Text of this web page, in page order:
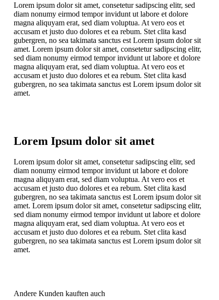
Lorem ipsum dolor sit amet, consetetur sadipscing elitr, sed
diam nonumy eirmod tempor invidunt ut labore et dolore
magna aliquyam erat, sed diam voluptua. At vero eos et
accusam et justo duo dolores et ea rebum. Stet clita kasd
gubergren, no sea takimata sanctus est Lorem ipsum dolor sit
amet. Lorem ipsum dolor sit amet, consetetur sadipscing elitr,
sed diam nonumy eirmod tempor invidunt ut labore et dolore
magna aliquyam erat, sed diam voluptua. At vero eos et
accusam et justo duo dolores et ea rebum. Stet clita kasd
gubergren, no sea takimata sanctus est Lorem ipsum dolor sit
amet.
Lorem Ipsum dolor sit amet
Lorem ipsum dolor sit amet, consetetur sadipscing elitr, sed
diam nonumy eirmod tempor invidunt ut labore et dolore
magna aliquyam erat, sed diam voluptua. At vero eos et
accusam et justo duo dolores et ea rebum. Stet clita kasd
gubergren, no sea takimata sanctus est Lorem ipsum dolor sit
amet. Lorem ipsum dolor sit amet, consetetur sadipscing elitr,
sed diam nonumy eirmod tempor invidunt ut labore et dolore
magna aliquyam erat, sed diam voluptua. At vero eos et
accusam et justo duo dolores et ea rebum. Stet clita kasd
gubergren, no sea takimata sanctus est Lorem ipsum dolor sit
amet.
Andere Kunden kauften auch